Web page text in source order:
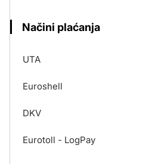
Načini plaćanja
UTA
Euroshell
DKV
Eurotoll - LogPay